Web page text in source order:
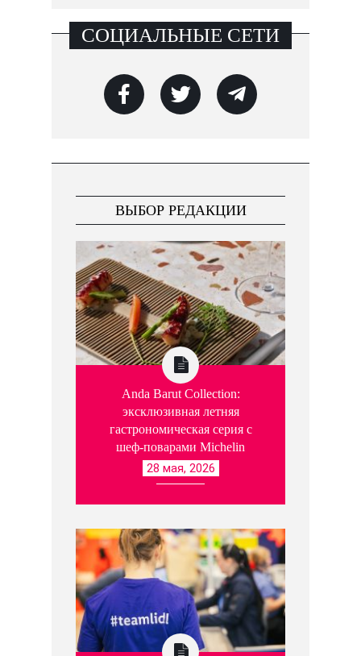
СОЦИАЛЬНЫЕ СЕТИ
ВЫБОР РЕДАКЦИИ
Anda Barut Collection:
эксклюзивная летняя
гастрономическая серия с
шеф-поварами Michelin
28 мая, 2026